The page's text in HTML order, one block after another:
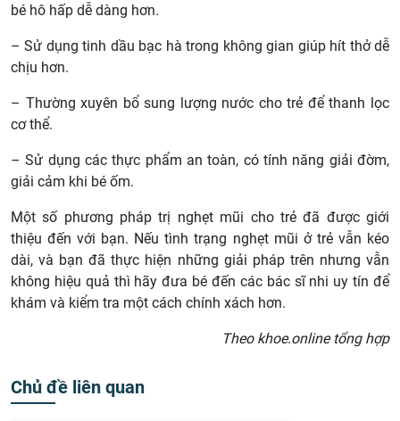
bé hô hấp dễ dàng hơn.
– Sử dụng tinh dầu bạc hà trong không gian giúp hít thở dễ
chịu hơn.
– Thường xuyên bổ sung lượng nước cho trẻ để thanh lọc
cơ thể.
– Sử dụng các thực phẩm an toàn, có tính năng giải đờm,
giải cảm khi bé ốm.
Một số phương pháp trị nghẹt mũi cho trẻ đã được giới
thiệu đến với bạn. Nếu tình trạng nghẹt mũi ở trẻ vẫn kéo
dài, và bạn đã thực hiện những giải pháp trên nhưng vẫn
không hiệu quả thì hãy đưa bé đến các bác sĩ nhi uy tín để
khám và kiểm tra một cách chính xách hơn.
Theo khoe.online tổng hợp
Chủ đề liên quan